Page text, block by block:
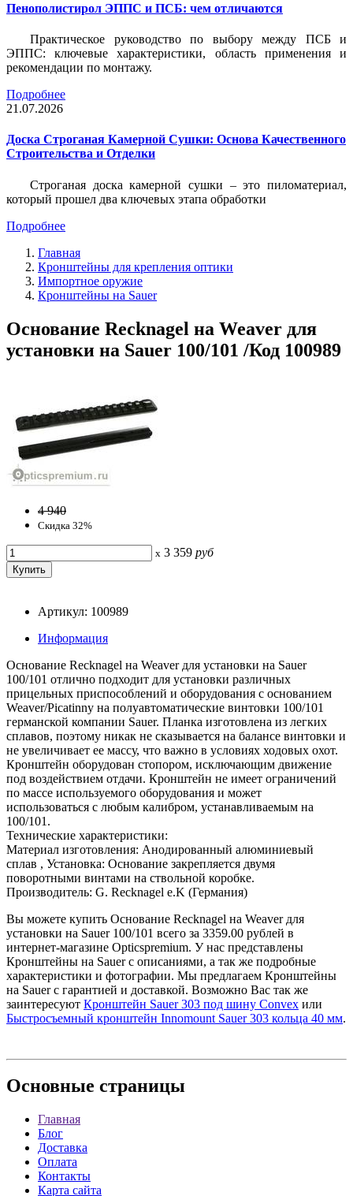
Пенополистирол ЭППС и ПСБ: чем отличаются
Практическое руководство по выбору между ПСБ и
ЭППС: ключевые характеристики, область применения и
рекомендации по монтажу.
Подробнее
21.07.2026
Доска Строганая Камерной Сушки: Основа Качественного
Строительства и Отделки
Строганая доска камерной сушки – это пиломатериал,
который прошел два ключевых этапа обработки
Подробнее
Главная
Кронштейны для крепления оптики
Импортное оружие
Кронштейны на Sauer
Основание Recknagel на Weaver для
установки на Sauer 100/101 /Код 100989
4 940
Скидка 32%
x 3 359 руб
Артикул: 100989
Информация
Основание Recknagel на Weaver для установки на Sauer
100/101 отлично подходит для установки различных
прицельных приспособлений и оборудования с основанием
Weaver/Picatinny на полуавтоматические винтовки 100/101
германской компании Sauer. Планка изготовлена из легких
сплавов, поэтому никак не сказывается на балансе винтовки и
не увеличивает ее массу, что важно в условиях ходовых охот.
Кронштейн оборудован стопором, исключающим движение
под воздействием отдачи. Кронштейн не имеет ограничений
по массе используемого оборудования и может
использоваться с любым калибром, устанавливаемым на
100/101.
Технические характеристики:
Материал изготовления: Анодированный алюминиевый
сплав , Установка: Основание закрепляется двумя
поворотными винтами на ствольной коробке.
Производитель: G. Recknagel e.K (Германия)
Вы можете купить Основание Recknagel на Weaver для
установки на Sauer 100/101 всего за 3359.00 рублей в
интернет-магазине Opticspremium. У нас представлены
Кронштейны на Sauer с описаниями, а так же подробные
характеристики и фотографии. Мы предлагаем Кронштейны
на Sauer с гарантией и доставкой. Возможно Вас так же
заинтересуют Кронштейн Sauer 303 под шину Convex или
Быстросъемный кронштейн Innomount Sauer 303 кольца 40 мм.
Основные страницы
Главная
Блог
Доставка
Оплата
Контакты
Карта сайта